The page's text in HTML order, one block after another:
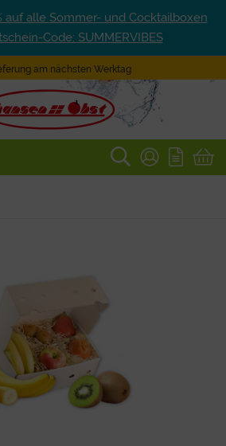
auf alle Sommer- und Cocktailboxen
Code: SUMMERVIBES
am nächsten Werktag